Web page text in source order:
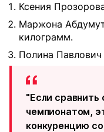
Ксения
Маржона
килограмм.
Полина
"Если
чемпионатом,
конкуренцию